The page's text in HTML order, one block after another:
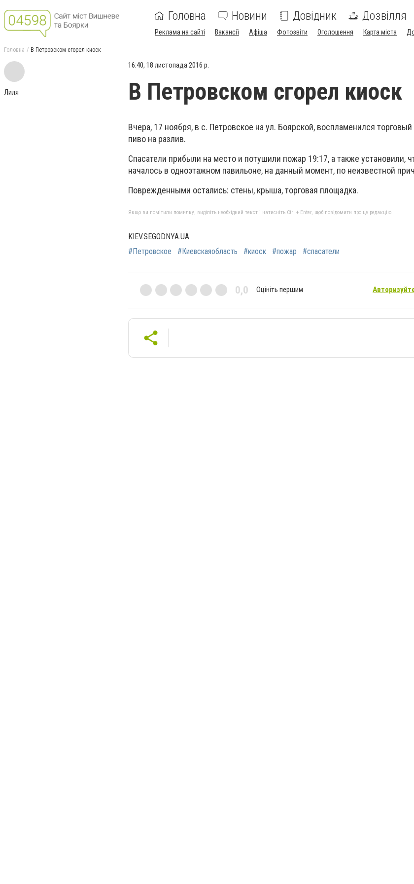
Головна Новини Довідник Дозвілля
Реклама на сайті Вакансії Афіша Фотозвіти Оголошення Карта міста
Головна В Петровском сгорел киоск
Лиля
16:40, 18 листопада 2016 р.
В Петровском сгорел киоск
Вчера, 17 ноября, в с. Петровское на ул. Боярской, воспламенился торговый
пиво на разлив.
Спасатели прибыли на место и потушили пожар 19:17, а также установили,
началось в одноэтажном павильоне, на данный момент, по неизвестной
Поврежденными остались: стены, крыша, торговая площадка.
Якщо ви помітили помилку, виділіть необхідний текст і натисніть Ctrl + Enter, щоб повідомити про це редакцію
KIEV.SEGODNYA.UA
#Петровское
#Киевскаяобласть #киоск #пожар #спасатели
0,0 Оцініть першим